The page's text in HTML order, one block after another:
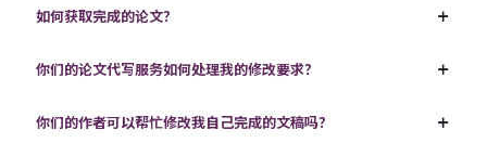
如何获取完成的论文？
你们的论文代写服务如何处理我的修改要求？
你们的作者可以帮忙修改我自己完成的文稿吗？